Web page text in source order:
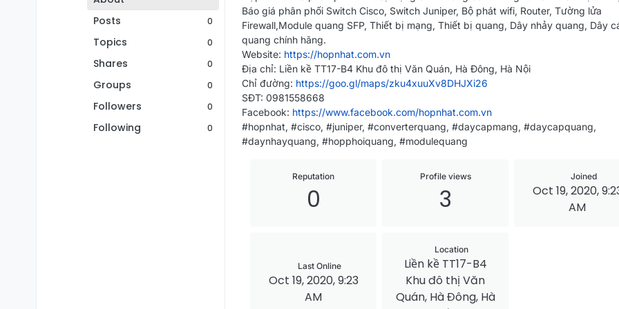
Posts
0
Topics 0
Shares 0
Groups 0
Followers 0
Following 0
Báo giá phân phối Switch Cisco, Switch Juniper, Bộ phát wifi, Router, Tường lửa
Firewall,Module quang SFP, Thiết bị mạng, Thiết bị quang, Dây nhảy quang, Dây
quang chính hãng.
Website: https://hopnhat.com.vn
Địa chỉ: Liền kề TT17-B4 Khu đô thị Văn Quán, Hà Đông, Hà Nội
Chỉ đường: https://goo.gl/maps/zku4xuuXv8DHJXi26
SĐT: 0981558668
Facebook: https://www.facebook.com/hopnhat.com.vn
#hopnhat, #cisco, #juniper, #converterquang, #daycapmang, #daycapquang,
#daynhayquang, #hopphoiquang, #modulequang
Reputation
0
Profile views
3
Joined
Oct 19, 2020,
AM
Last Online
Oct 19, 2020, 9:23
AM
Location
Liền kề TT17-B4
Khu đô thị Văn
Quán, Hà Đông, Hà